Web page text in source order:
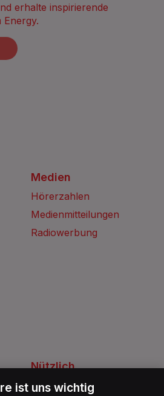
erhalte inspirierende
Nützlich
Kontakt
Medien
Hörerzahlen
Medienmitteilungen
Radiowerbung
ist uns wichtig